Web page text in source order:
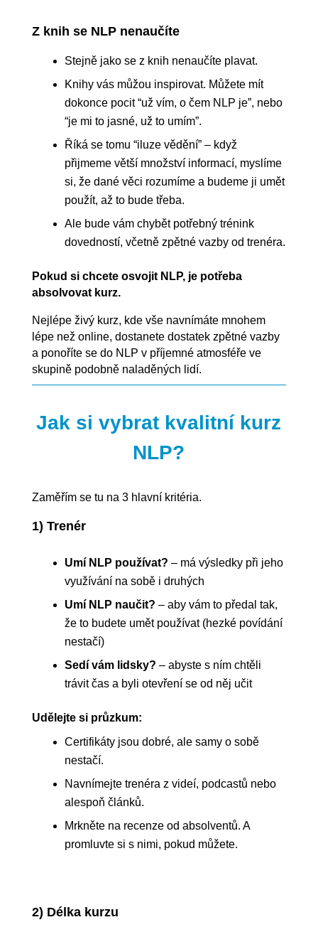
Z knih se NLP nenaučíte
Stejně jako se z knih nenaučíte plavat.
Knihy vás můžou inspirovat. Můžete mít
dokonce pocit “už vím, o čem NLP je”, nebo
“je mi to jasné, už to umím”.
Říká se tomu “iluze vědění” – když
přijmeme větší množství informací, myslíme
si, že dané věci rozumíme a budeme ji umět
použít, až to bude třeba.
Ale bude vám chybět potřebný trénink
dovedností, včetně zpětné vazby od trenéra.
Pokud si chcete osvojit NLP, je potřeba
absolvovat kurz.
Nejlépe živý kurz, kde vše navnímáte mnohem
lépe než online, dostanete dostatek zpětné vazby
a ponoříte se do NLP v příjemné atmosféře ve
skupině podobně naladěných lidí.
Jak si vybrat kvalitní kurz
NLP?
Zaměřím se tu na 3 hlavní kritéria.
1) Trenér
Umí NLP používat? – má výsledky při jeho
využívání na sobě i druhých
Umí NLP naučit? – aby vám to předal tak,
že to budete umět používat (hezké povídání
nestačí)
Sedí vám lidsky? – abyste s ním chtěli
trávit čas a byli otevření se od něj učit
Udělejte si průzkum:
Certifikáty jsou dobré, ale samy o sobě
nestačí.
Navnímejte trenéra z videí, podcastů nebo
alespoň článků.
Mrkněte na recenze od absolventů. A
promluvte si s nimi, pokud můžete.
2) Délka kurzu